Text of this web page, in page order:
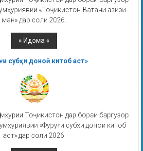
«Тоҷикистон-Ватани азизи
ман» дар соли 2026.
субҳи доноӣ китоб аст»
Тоҷикистон дар бораи баргузор
«Фурӯғи субҳи доноӣ китоб
аст» дар соли 2026.